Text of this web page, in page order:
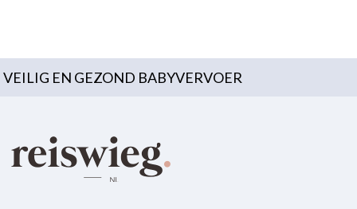
VEILIG EN GEZOND BABYVERVOER